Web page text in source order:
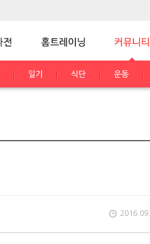
일기 식단 운동